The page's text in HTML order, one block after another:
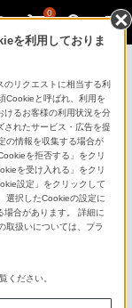
0
ド
用方法・サービ
内
を利用しておりま
リクエストに相当する利
Cookieと呼ばれ、利用を
けるお客様の利用状況を分
されたサービス・広告を提
の情報を収集する場合が
を拒否する」をクリ
を受け入れる」をクリ
設定」をクリックして
選択したCookieの設定に
場合があります。 詳細に
取扱いについては、プラ
ください。